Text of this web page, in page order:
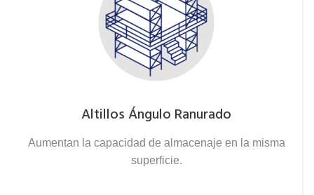
Altillos Ángulo Ranurado
Aumentan la capacidad de almacenaje en la misma
superficie.